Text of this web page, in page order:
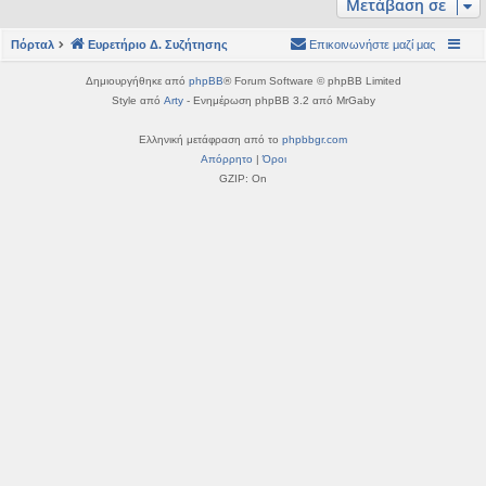
η
Μετάβαση σε
Πόρταλ Ευρετήριο Δ. Συζήτησης Επικοινωνήστε μαζί μας
Δημιουργήθηκε από phpBB® Forum Software © phpBB Limited
Style από Arty- Ενημέρωση phpBB 3.2 από MrGaby
Ελληνική μετάφραση από το phpbbgr.com
Απόρρητο |Όροι
GZIP: On